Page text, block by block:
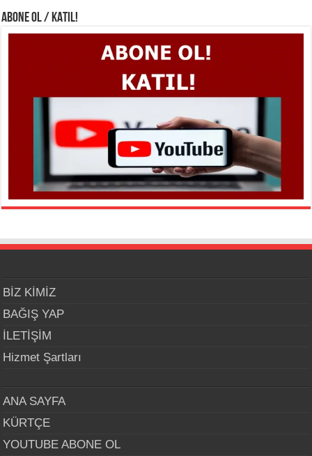
ABONE OL / KATIL!
BİZ KİMİZ
BAĞIŞ YAP
İLETİŞİM
Hizmet Şartları
ANA SAYFA
KÜRTÇE
YOUTUBE ABONE OL